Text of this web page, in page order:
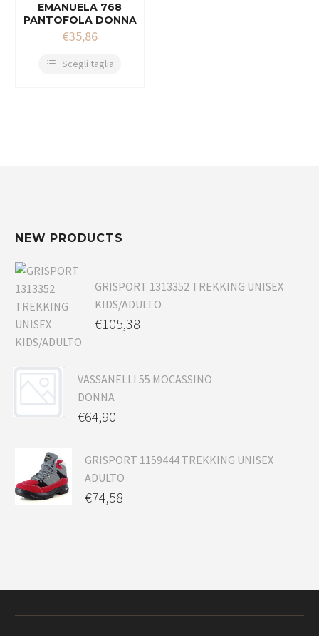
EMANUELA 768
PANTOFOLA DONNA
€35,86
Scegli taglia
NEW PRODUCTS
GRISPORT 1313352 TREKKING UNISEX
KIDS/ADULTO
€105,38
VASSANELLI 55 MOCASSINO
DONNA
€64,90
GRISPORT 1159444 TREKKING UNISEX
ADULTO
€74,58